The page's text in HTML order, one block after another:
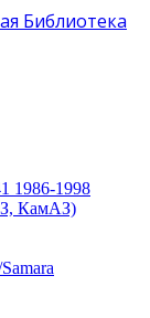
Библиотека
1986-1998
КамАЗ)